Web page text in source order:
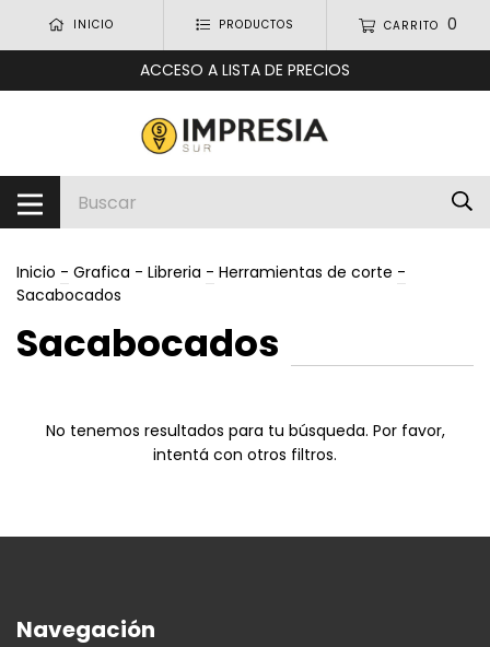
INICIO PRODUCTOS CARRITO 0
ACCESO A LISTA DE PRECIOS
Inicio - Grafica - Libreria - Herramientas de corte -
Sacabocados
Sacabocados
No tenemos resultados para tu búsqueda. Por favor,
intentá con otros filtros.
Navegación